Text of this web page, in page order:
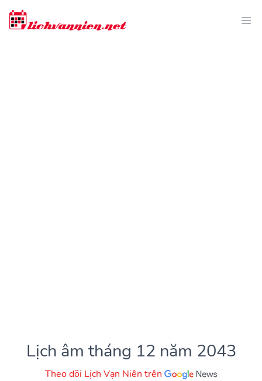
Lịch âm tháng 12 năm 2043
Theo dõi Lịch Vạn Niên trên